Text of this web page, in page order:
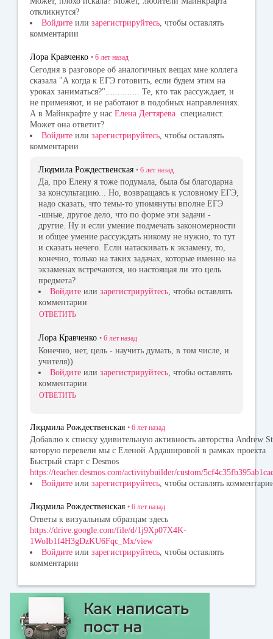
откликнутся?
Войдите или зарегистрируйтесь, чтобы оставлять
комментарии
Лора Кравченко • 6 лет назад
Сегодня в разговоре об аналогичных вещах мне коллега
сказала "А когда к ЕГЭ готовить, если будем этим на
уроках заниматься?".............. Те, кто так рассуждает, и
не применяют, и не работают в подобных направлениях.
А в Майнкрафте у нас Елена Дегтярева специалист.
Может она ответит?
Войдите или зарегистрируйтесь , чтобы оставлять
комментарии
Людмила Рождественская • 6 лет назад
Да, про Елену я тоже подумала, была бы благодарна
за консультацию... Но, возвращаясь к условному ЕГЭ,
надо сказать, что темы-то упомянуты вполне ЕГЭ
-шные, другое дело, что по форме эти задачи -
другие. Ну и если умение подмечать закономерности
и общее умение рассуждать никому не нужно, то тут
и сказать нечего. Если натаскивать к экзамену, то,
конечно, только на таких задачах, которые именно на
экзаменах встречаются, но настоящая ли это цель
предмета?
Войдите или зарегистрируйтесь, чтобы оставлять
комментарии
ОТВЕТИТЬ
Лора Кравченко • 6 лет назад
Конечно, нет, цель - научить думать, в том числе, и
учителя))
Войдите или зарегистрируйтесь , чтобы оставлять
комментарии
ОТВЕТИТЬ
Людмила Рождественская • 6 лет назад
Добавлю к списку удивительную активность авторства Andrew
которую перевели мы с Еленой Ардашировой в рамках проекта
Быстрый старт с Desmos
https://teacher.desmos.com/activitybuilder/custom/
Войдите или зарегистрируйтесь, чтобы оставлять
Людмила Рождественская • 6 лет назад
Ответы к визуальным образцам здесь
https://drive.google.com/file/d/1j9Xp07X4K-
1WoIb1f4H3gDzKU6Fqc_Mx/view
Войдите или зарегистрируйтесь , чтобы оставлять
комментарии